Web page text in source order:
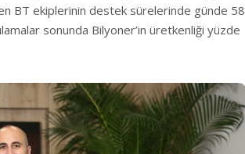
BT ekiplerinin destek sürelerinde günde 58
sonunda Bilyoner’in üretkenliği yüzde